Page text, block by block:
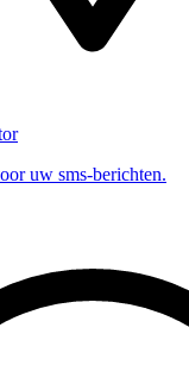
uw sms-berichten.